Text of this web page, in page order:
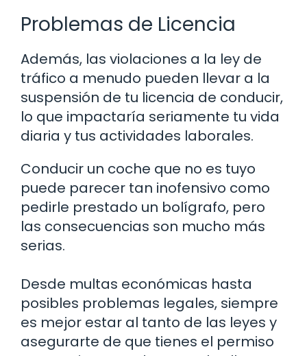
Problemas de Licencia
Además, las violaciones a la ley de
tráfico a menudo pueden llevar a la
suspensión de tu licencia de conducir,
lo que impactaría seriamente tu vida
diaria y tus actividades laborales.
Conducir un coche que no es tuyo
puede parecer tan inofensivo como
pedirle prestado un bolígrafo, pero
las consecuencias son mucho más
serias.
Desde multas económicas hasta
posibles problemas legales, siempre
es mejor estar al tanto de las leyes y
asegurarte de que tienes el permiso